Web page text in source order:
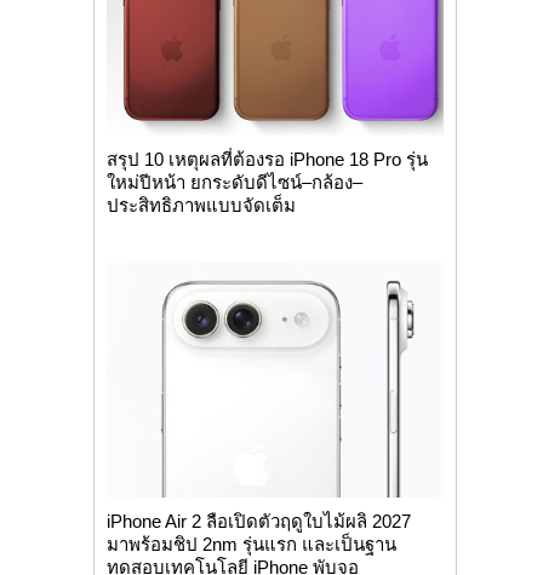
สรุป 10 เหตุผลที่ต้องรอ iPhone 18 Pro รุ่น
ใหม่ปีหน้า ยกระดับดีไซน์–กล้อง–
ประสิทธิภาพแบบจัดเต็ม
iPhone Air 2 ลือเปิดตัวฤดูใบไม้ผลิ 2027
มาพร้อมชิป 2nm รุ่นแรก และเป็นฐาน
ทดสอบเทคโนโลยี iPhone พับจอ